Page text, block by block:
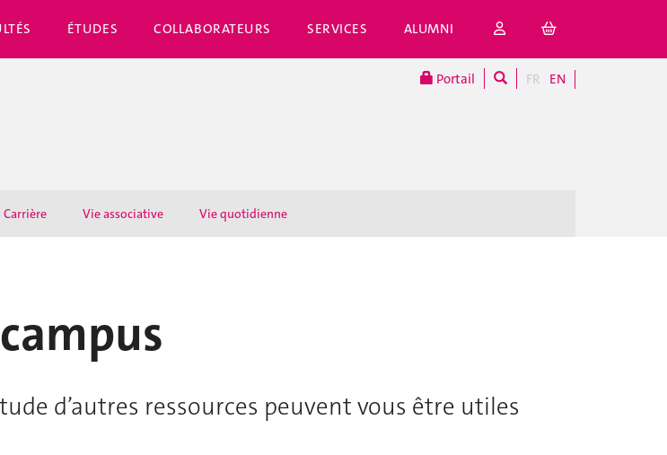
ÉTUDES COLLABORATEURS SERVICES ALUMNI
Portail FR EN
Carrière Vie associative Vie quotidienne
d’autres ressources peuvent vous être utiles